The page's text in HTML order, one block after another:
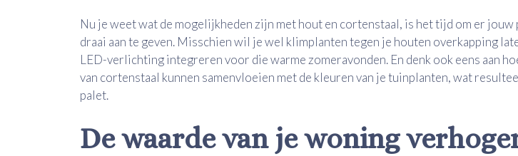
Nu je weet wat de mogelijkheden zijn met hout en cortenstaal, is het tijd om er
draai aan te geven. Misschien wil je wel klimplanten tegen je houten overkapping
LED-verlichting integreren voor die warme zomeravonden. En denk ook eens aan
van cortenstaal kunnen samenvloeien met de kleuren van je tuinplanten, wat
palet.
De waarde van je woning